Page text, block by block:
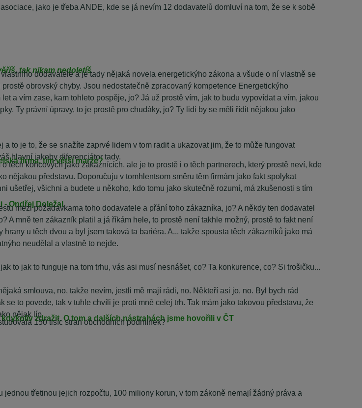
jako je třeba ANDE, kde se já nevím 12 dodavatelů domluví na tom, že se k sobě
tak nikam nedoletíš
dodavatele a je tady nějaká novela energetickýho zákona a všude o ní vlastně se
obrovský chyby. Jsou nedostatečně zpracovaný kompetence Energetickýho
a vím zase, kam tohleto pospěje, jo? Já už prostě vím, jak to budu vypovídat a vím, jakou
Ty právní úpravy, to je prostě pro chudáky, jo? Ty lidi by se měli řídit nějakou jako
to je to, že se snažíte zaprvé lidem v tom radit a ukazovat jim, že to může fungovat
hlavní jakoby diferenciátor tady.
firma, tím větší marže?
koncových jako zákaznících, ale je to prostě i o těch partnerech, který prostě neví, kde
nějakou představu. Doporučuju v tomhlentsom směru těm firmám jako fakt spolykat
ušetřej, všichni a budete u někoho, kdo tomu jako skutečně rozumí, má zkušenosti s tím
- Ondřej Doležal
mezi požadavkama toho dodavatele a přání toho zákazníka, jo? A někdy ten dodavatel
A mně ten zákazník platil a já říkám hele, to prostě není takhle možný, prostě to fakt není
u těch dvou a byl jsem taková ta bariéra. A... takže spousta těch zákazníků jako má
neudělal a vlastně to nejde.
to jak to funguje na tom trhu, vás asi musí nesnášet, co? Ta konkurence, co? Si trošičku...
smlouva, no, takže nevím, jestli mě mají rádi, no. Někteří asi jo, no. Byl bych rád
to povede, tak v tuhle chvíli je proti mně celej trh. Tak mám jako takovou představu, že
nějak líp.zdražit. O tom a dalších nástrahách jsme hovořili v ČT
150 tisíc stran obchodních podmínek?
třetinou jejich rozpočtu, 100 miliony korun, v tom zákoně nemají žádný práva a